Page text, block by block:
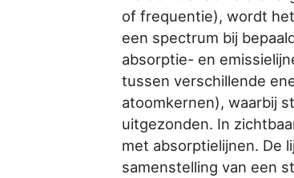
of frequentie), wordt
een spectrum bij
absorptie- en
tussen verschillende
atoomkernen), waarbij
uitgezonden. In
met absorptielijnen. De
samenstelling van een